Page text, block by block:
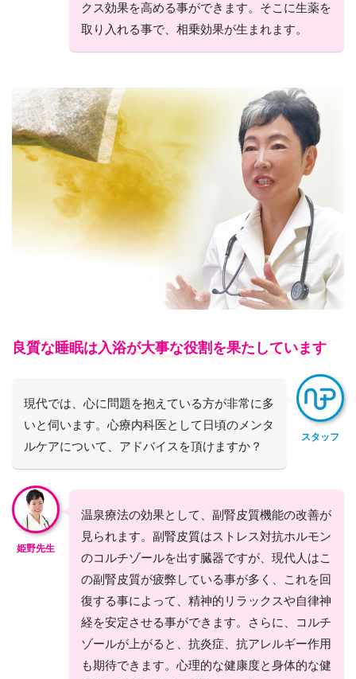
クス効果を高める事ができます。そこに生薬を
取り入れる事で、相乗効果が生まれます。
良質な睡眠は入浴が大事な役割を果たしています
スタッフ
現代では、心に問題を抱えている方が非常に多
いと伺います。心療内科医として日頃のメンタ
ルケアについて、アドバイスを頂けますか？
姫野先生
温泉療法の効果として、副腎皮質機能の改善が
見られます。副腎皮質はストレス対抗ホルモン
のコルチゾールを出す臓器ですが、現代人はこ
の副腎皮質が疲弊している事が多く、これを回
復する事によって、精神的リラックスや自律神
経を安定させる事ができます。さらに、コルチ
ゾールが上がると、抗炎症、抗アレルギー作用
も期待できます。心理的な健康度と身体的な健